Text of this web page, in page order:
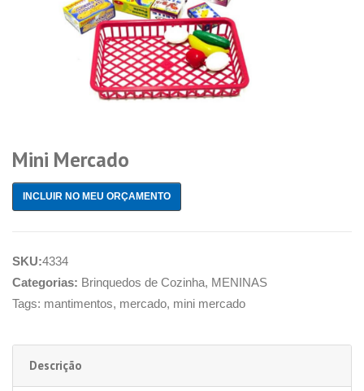
Mini Mercado
INCLUIR NO MEU ORÇAMENTO
SKU:4334
Categorias: Brinquedos de Cozinha, MENINAS
Tags: mantimentos, mercado, mini mercado
Descrição